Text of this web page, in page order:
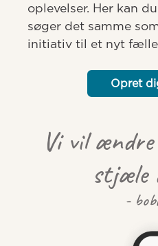
oplevelser. Her kan
søger det samme
initiativ til et nyt
Opret
Vi vil
stjæle
-